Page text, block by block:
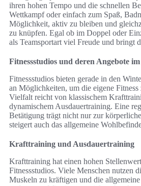
ihren hohen Tempo und die schnellen
Wettkampf oder einfach zum Spaß,
Möglichkeit, aktiv zu bleiben und
zu knüpfen. Egal ob im Doppel oder
als Teamsportart viel Freude und bringt
Fitnessstudios und deren Angebote
Fitnessstudios bieten gerade in den
an Möglichkeiten, um die eigene Fitness
Vielfalt reicht von klassischem
dynamischem Ausdauertraining. Eine
Betätigung trägt nicht nur zur
steigert auch das allgemeine
Krafttraining und Ausdauertraining
Krafttraining hat einen hohen
Fitnessstudios. Viele Menschen nutzen
Muskeln zu kräftigen und die